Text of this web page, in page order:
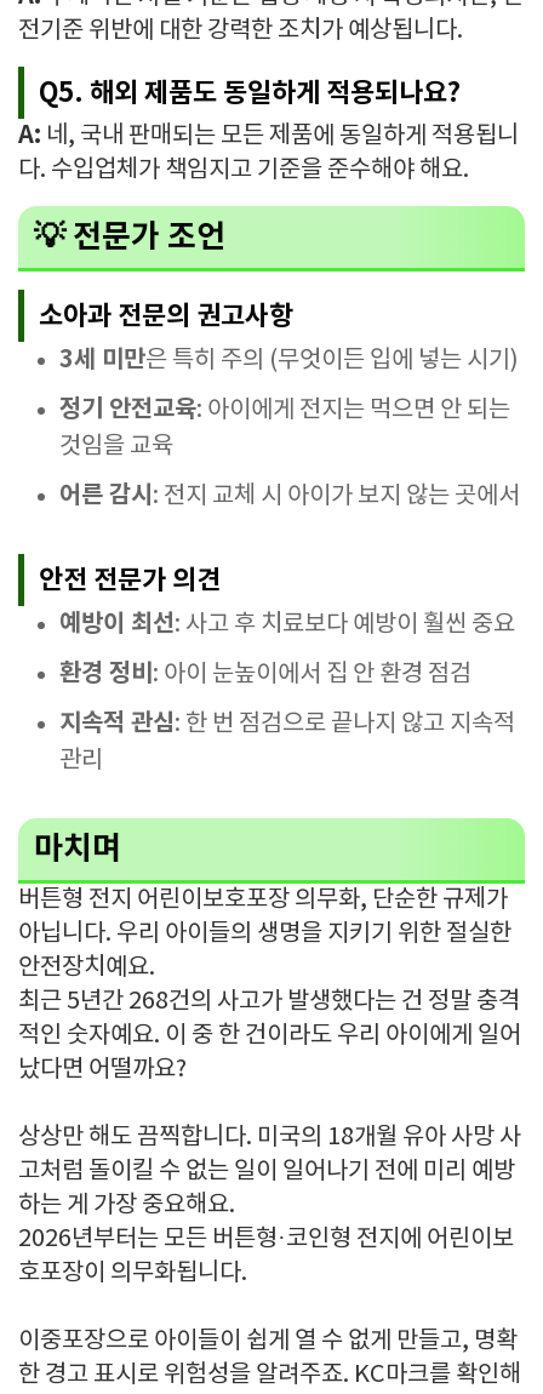
전기준 위반에 대한 강력한 조치가 예상됩니다.
Q5. 해외 제품도 동일하게 적용되나요?
A: 네, 국내 판매되는 모든 제품에 동일하게 적용됩니
다. 수입업체가 책임지고 기준을 준수해야 해요.
💡 전문가 조언
소아과 전문의 권고사항
3세 미만은 특히 주의 (무엇이든 입에 넣는 시기)
정기 안전교육: 아이에게 전지는 먹으면 안 되는
것임을 교육
어른 감시 : 전지 교체 시 아이가 보지 않는 곳에서
안전 전문가 의견
예방이 최선: 사고 후 치료보다 예방이 훨씬 중요
환경 정비 : 아이 눈높이에서 집 안 환경 점검
지속적 관심: 한 번 점검으로 끝나지 않고 지속적
관리
마치며
버튼형 전지 어린이보호포장 의무화, 단순한 규제가
아닙니다. 우리 아이들의 생명을 지키기 위한 절실한
안전장치예요.
최근 5년간 268건의 사고가 발생했다는 건 정말 충격
적인 숫자예요. 이 중 한 건이라도 우리 아이에게 일어
났다면 어떨까요?
상상만 해도 끔찍합니다. 미국의 18개월 유아 사망 사
고처럼 돌이킬 수 없는 일이 일어나기 전에 미리 예방
하는 게 가장 중요해요.
2026년부터는 모든 버튼형·코인형 전지에 어린이보
호포장이 의무화됩니다.
이중포장으로 아이들이 쉽게 열 수 없게 만들고, 명확
한 경고 표시로 위험성을 알려주죠. KC마크를 확인해